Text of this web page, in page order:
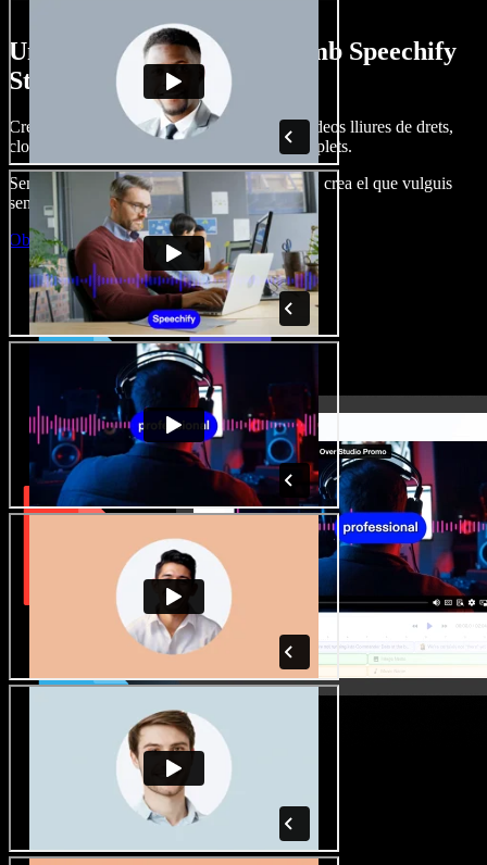
Un tastet del que pots fer amb Speechify
Studio.
Crea dobl. de veu, afegeix imatges, àudio, vídeos lliures de drets,
clona veus i munta projectes multimèdia complets.
Sense corba d’aprenentatge, tot al navegador: crea el que vulguis
sense els límits de sempre.
Obre l'Studio